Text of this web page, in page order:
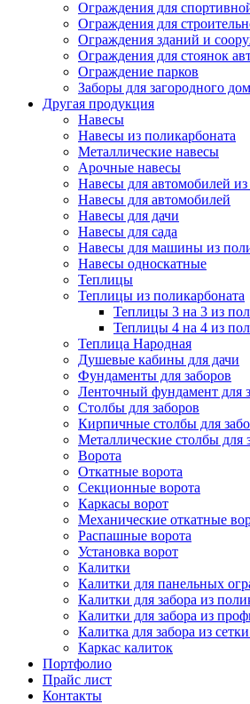
Ограждения для
Ограждения для
Ограждения зданий и
Ограждения для стоянок
Ограждение парков
Заборы для загородного
Другая продукция
Навесы
Навесы из поликарбоната
Металлические навесы
Арочные навесы
Навесы для автомобилей
Навесы для автомобилей
Навесы для дачи
Навесы для сада
Навесы для машины из
Навесы односкатные
Теплицы
Теплицы из поликарбоната
Теплицы 3 на 3 из
Теплицы 4 на 4 из
Теплица Народная
Душевые кабины для дачи
Фундаменты для заборов
Ленточный фундамент для
Столбы для заборов
Кирпичные столбы для
Металлические столбы для
Ворота
Откатные ворота
Секционные ворота
Каркасы ворот
Механические откатные
Распашные ворота
Установка ворот
Калитки
Калитки для панельных
Калитки для забора из
Калитки для забора из
Калитка для забора из
Каркас калиток
Портфолио
Прайс лист
Контакты